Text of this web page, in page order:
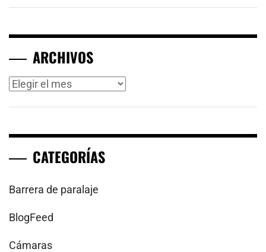
ARCHIVOS
Archivos
CATEGORÍAS
Barrera de paralaje
BlogFeed
Cámaras